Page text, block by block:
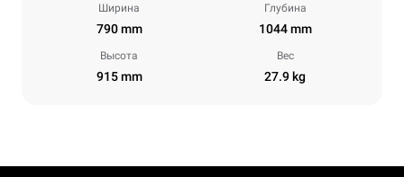
Ширина
790 mm
Глубина
1044 mm
Высота
915 mm
Вес
27.9 kg